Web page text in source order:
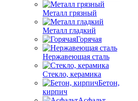
Металл грязный
Металл гладкий
Горячая
Нержавеющая сталь
Стекло, керамика
Бетон,
кирпич